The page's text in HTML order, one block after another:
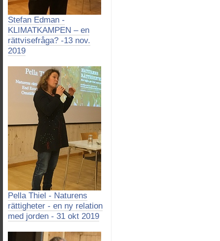
Stefan Edman -
KLIMATKAMPEN – en
rättvisefråga? -13 nov.
2019
Pella Thiel - Naturens
rättigheter - en ny relation
med jorden - 31 okt 2019